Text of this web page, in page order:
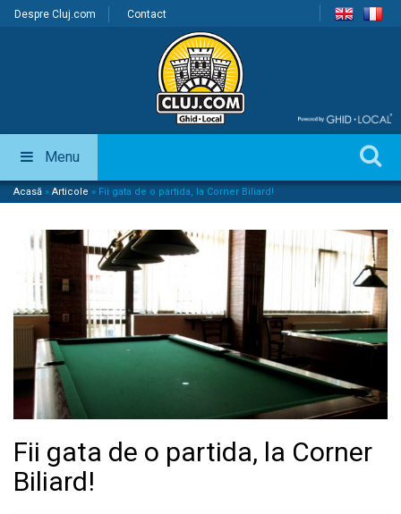
Despre Cluj.com Contact
Menu
Acasă » Articole » Fii gata de o partida, la Corner Biliard!
Fii gata de o partida, la Corner
Biliard!